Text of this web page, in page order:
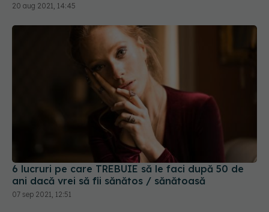
20 aug 2021, 14:45
6 lucruri pe care TREBUIE să le faci după 50 de
ani dacă vrei să fii sănătos / sănătoasă
07 sep 2021, 12:51